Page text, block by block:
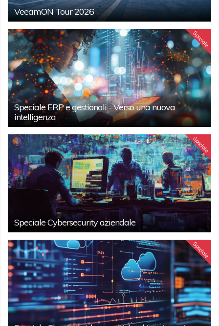
VeeamON Tour 2026
Speciale
Speciale ERP e gestionali - Verso una nuova
intelligenza
Speciale
Speciale Cybersecurity aziendale
Speciale